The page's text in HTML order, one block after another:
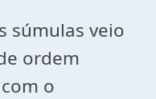
súmulas veio
ordem
o